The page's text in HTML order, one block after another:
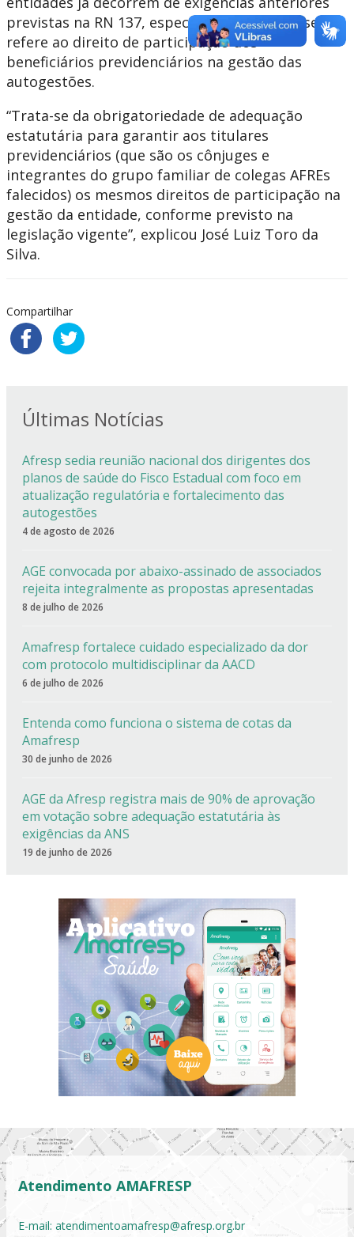
previstas na RN 137, especialmente no que se
refere ao direito de participação dos
beneficiários previdenciários na gestão das
autogestões.
“Trata-se da obrigatoriedade de adequação
estatutária para garantir aos titulares
previdenciários (que são os cônjuges e
integrantes do grupo familiar de colegas AFREs
falecidos) os mesmos direitos de participação na
gestão da entidade, conforme previsto na
legislação vigente”, explicou José Luiz Toro da
Silva.
Compartilhar
Últimas Notícias
Afresp sedia reunião nacional dos dirigentes dos
planos de saúde do Fisco Estadual com foco em
atualização regulatória e fortalecimento das
autogestões
4 de agosto de 2026
AGE convocada por abaixo-assinado de associados
rejeita integralmente as propostas apresentadas
8 de julho de 2026
Amafresp fortalece cuidado especializado da dor
com protocolo multidisciplinar da AACD
6 de julho de 2026
Entenda como funciona o sistema de cotas da
Amafresp
30 de junho de 2026
AGE da Afresp registra mais de 90% de aprovação
em votação sobre adequação estatutária às
exigências da ANS
19 de junho de 2026
Atendimento AMAFRESP
E-mail: atendimentoamafresp@afresp.org.br